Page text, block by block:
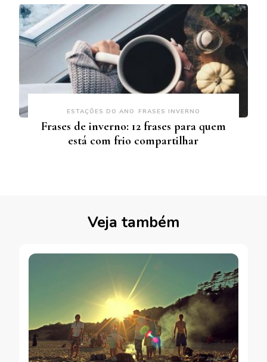
ESTAÇÕES DO ANO FRASES INVERNO
Frases de inverno: 12 frases para quem
está com frio compartilhar
Veja também